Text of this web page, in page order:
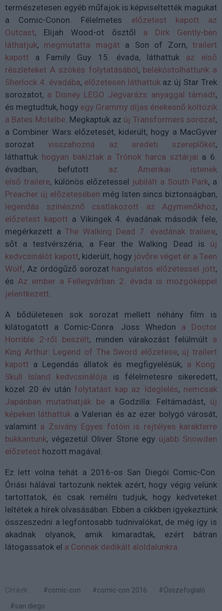
természetesen egyéb műfajok is képviseltették magukat
a Comic-Conon. Félelmetes előzetest kapott az
Outcast, Elijah Wood-ot ősztől a Dirk Gently-ben
láthatjuk, megmutatta magát a Son of Zorn,trailert
kapott a Family Guy 15. évada, láthattuk az első
részleteket A szökés folytatásából, belekóstolhattunk a
Sherlock 4. évadába, előzetesen láthattukaz új Star Trek
sorozatot, a Disney LEGO Jégvarázs anyaggal támadt,
és megtudtuk, hogy egy Grammy díjas énekesnő költözik
a Bates Motelbe. Megkaptuk az új Transformers sorozat,
a Combiner Wars előzetesét, kiderült, hogy a MacGyver
sorozatvisszahozná az eredeti szereplőket,
láthattuk hogyan bakiztak a Trónok harca sztárjai a 6.
évadban, befutott az Amerikai istenek
első trailere, különös előzetessel jubilált a South Park, a
Preacher új előzetesében még Isten sincs biztonságban,
legendás színésznő csatlakozott az Agymenőkhöz,
előzetest kapott a Vikingek 4. évadának második fele,
megérkezett a The Walking Dead 7. évadának trailere,
sőt a testvérszéria, a Fear the Walking Dead is új
kedvcsinálót kapott, kiderült, hogy jövőre véget ér a Teen
Wolf, Az ördögűző sorozat hangulatos előzetessel jött,
és Az ember a Fellegvárban 2. évada is mozgóképpel
jelentkezett
A bődületesen sok sorozat mellett néhány film is
kilátogatott a Comic-Conra. Joss Whedon a Doctor
Horrible 2-ről beszélt, minden várakozást felülmúlt a
King Arthur: Legend of The Sword előzetese, új trailert
kapott a Legendás állatok és megfigyelésük, a Kong:
Skull Island kedvcsinálója is félelmetesre sikeredett,
közel 20 év után folytatást kap az Ideglelés, nemcsak
Japánban mutathatják bea Godzilla: Feltámadást, új
képeken láthattuk a Valerian és az ezer bolygó városát,
valamint a Zsivány Egyes fotóin is rejtélyes karakterre
bukkantunk, végezetül Oliver Stone egy újabb Snowden
előzetest hozott magával.
Ez lett volna tehát a 2016-os San Diegói Comic-Con.
Óriási hálával tartozunk nektek azért, hogy végig velünk
tartottatok, és csak remélni tudjuk, hogy kedveteket
leltétek a hírek olvasásában. Ebben a cikkben igyekeztünk
összeszedni a legfontosabb tudnivalókat, de még így is
akadnak olyanok, amik kimaradtak, ezért bátran
látogassatok el a Connak dedikált aloldalunkra
Címkék: #comic-con #comic-con 2016
#Összefoglaló
#san diego